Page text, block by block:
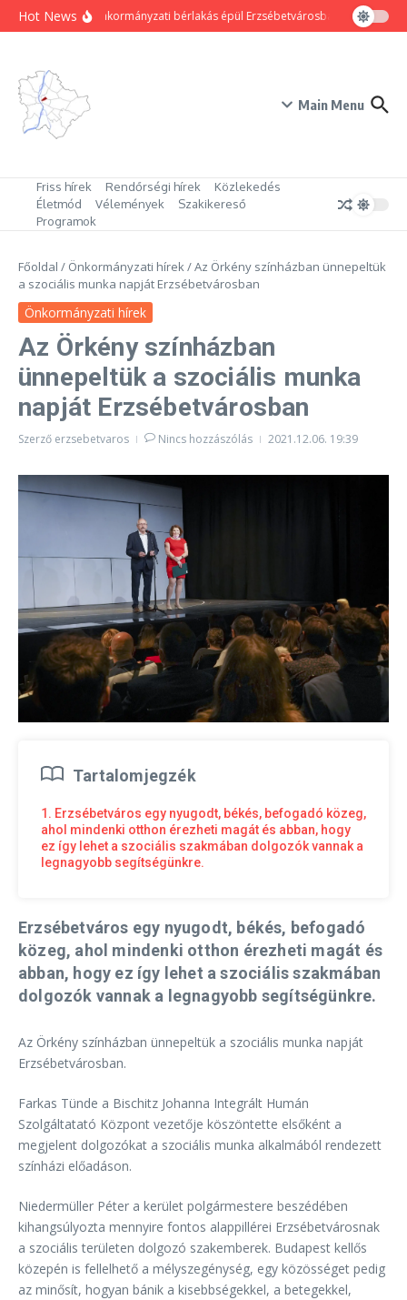
Ugrás a tartalomhoz
Hot News80 új önkormányzati bérlakás épül Erzsébetvárosban Hogyan
Main Menu
Friss hírek Rendőrségi hírek
Közlekedés
Életmód
Vélemények
Szakikereső
Programok
Főoldal / Önkormányzati hírek/Az Örkény színházban ünnepeltük
a szociális munka napját Erzsébetvárosban
Önkormányzati hírek
Az Örkény színházban
ünnepeltük a szociális munka
napját Erzsébetvárosban
Szerző erzsebetvaros Nincs hozzászólás 2021.12.06. 19:39
Tartalomjegzék
1. Erzsébetváros egy nyugodt, békés, befogadó közeg,
ahol mindenki otthon érezheti magát és abban, hogy
ez így lehet a szociális szakmában dolgozók vannak a
legnagyobb segítségünkre.
Erzsébetváros egy nyugodt, békés, befogadó
közeg, ahol mindenki otthon érezheti magát és
abban, hogy ez így lehet a szociális szakmában
dolgozók vannak a legnagyobb segítségünkre.
Az Örkény színházban ünnepeltük a szociális munka napját
Erzsébetvárosban.
Farkas Tünde a Bischitz Johanna Integrált Humán
Szolgáltatató Központ vezetője köszöntette elsőként a
megjelent dolgozókat a szociális munka alkalmából rendezett
színházi előadáson.
Niedermüller Péter a kerület polgármestere beszédében
kihangsúlyozta mennyire fontos alappillérei Erzsébetvárosnak
a szociális területen dolgozó szakemberek. Budapest kellős
közepén is fellelhető a mélyszegénység, egy közösséget pedig
az minősít, hogyan bánik a kisebbségekkel, a betegekkel,